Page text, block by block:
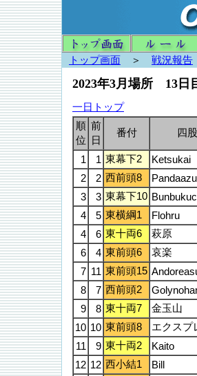
トップ画面 ＞ 戦況報告
2023年3月場所 13日
一日トップ
順
位
前
日
番付 四
1 1 東幕下2 Ketsukai
2
2 西前頭8
3
3 東幕下10
4
5 東横綱1 Flohru
4
6 東十両6 萩原
6
4 東前頭6 哀楽
7 11 東前頭15
8
7 西前頭2
9
8 東十両7 金玉山
10 10 東前頭8 エクスプ
11
9 東十両2 Kaito
12 12 西小結1 Bill